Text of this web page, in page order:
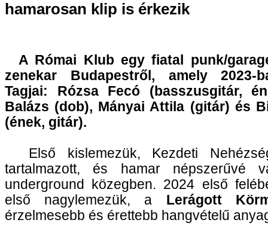
hamarosan klip is érkezik
A Római Klub egy fiatal punk/
zenekar Budapestről, amely 2023-
Tagjai: Rózsa Fecó (basszusgitár,
Balázs (dob), Mányai Attila (gitár) és
(ének, gitár).
Első kislemezük, Kezdeti
tartalmazott, és hamar népszerűvé
underground közegben. 2024 első
első nagylemezük, a Lerágott
érzelmesebb és érettebb hangvételű